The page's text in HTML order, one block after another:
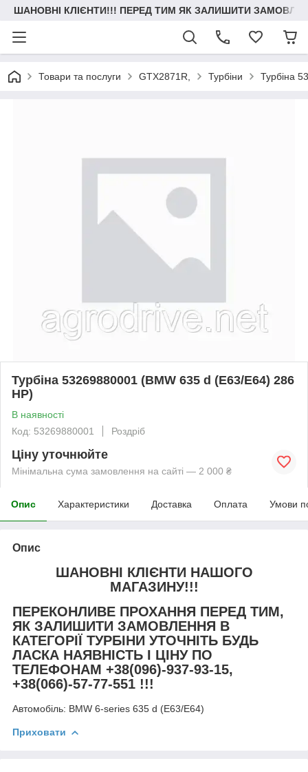
ШАНОВНІ КЛІЄНТИ!!! ПЕРЕД ТИМ ЯК ЗАЛИШИТИ
Товари та послуги GTX2871R, Турбіни Турбіна
Турбіна 53269880001 (BMW 635 d (E63/E64) 286
HP)
В наявності
Код: 53269880001
Роздріб
Ціну уточнюйте
Мінімальна сума замовлення на сайті — 2 000 ₴
Опис Характеристики Доставка Оплата Умови
Опис
ШАНОВНІ КЛІЄНТИ НАШОГО
МАГАЗИНУ!!!
ПЕРЕКОНЛИВЕ ПРОХАННЯ ПЕРЕД ТИМ,
ЯК ЗАЛИШИТИ ЗАМОВЛЕННЯ В
КАТЕГОРІЇ ТУРБІНИ УТОЧНІТЬ БУДЬ
ЛАСКА НАЯВНІСТЬ І ЦІНУ ПО
ТЕЛЕФОНАМ +38(096)-937-93-15,
+38(066)-57-77-551 !!!
Автомобіль: BMW 6-series 635 d (E63/E64)
Приховати